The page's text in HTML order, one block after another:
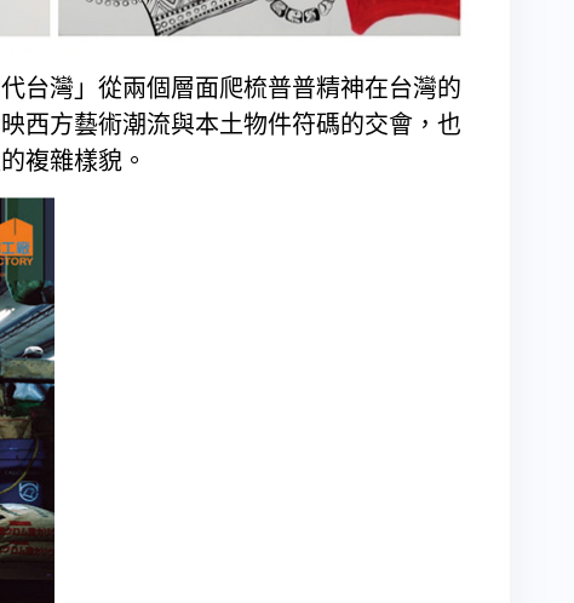
台灣」從兩個層面爬梳普普精神在台灣的
西方藝術潮流與本土物件符碼的交會，也
複雜樣貌。